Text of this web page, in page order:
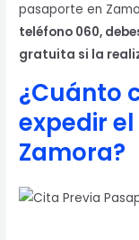
pasaporte en
teléfono 060,
gratuita si la
¿Cuánto
expedir
Zamora?